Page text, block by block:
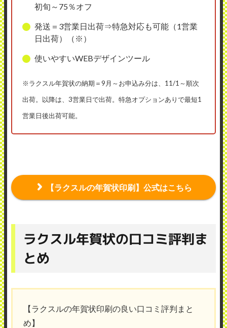
初旬～75％オフ
発送＝3営業日出荷⇒特急対応も可能（1営業
日出荷）（※）
使いやすいWEBデザインツール
※ラクスル年賀状の納期＝9月～お申込み分は、11/1～順次
出荷。以降は、3営業日で出荷。特急オプションありで最短1
営業日後出荷可能。
【ラクスルの年賀状印刷】公式はこちら
ラクスル年賀状の口コミ評判ま
とめ
【ラクスルの年賀状印刷の良い口コミ評判まと
め】